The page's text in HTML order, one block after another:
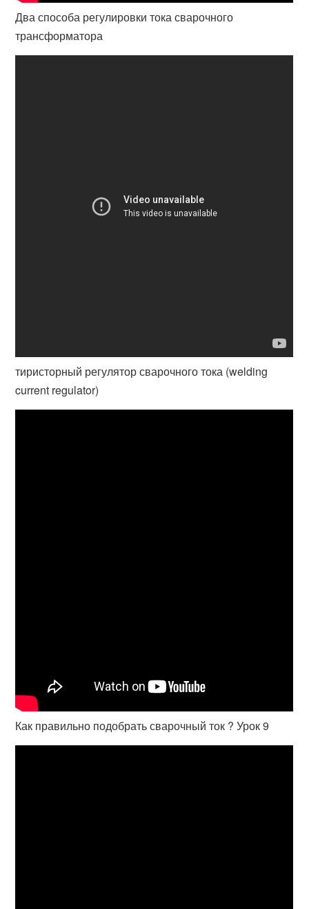
Два способа регулировки тока сварочного
трансформатора
тиристорный регулятор сварочного тока (welding
current regulator)
Как правильно подобрать сварочный ток ? Урок 9